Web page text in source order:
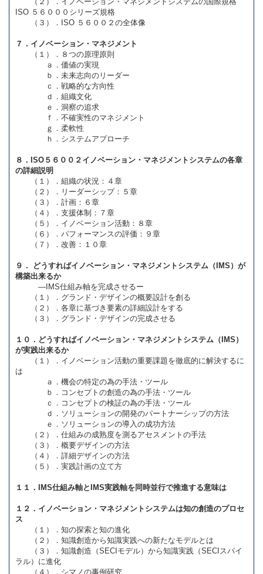
ISO ５６０００シリーズ規格
（３）．ISO ５６００２の全体像
７．イノベーション・マネジメント
（１）．８つの原理原則
ａ．価値の実現
ｂ．未来志向のリーダー
ｃ．戦略的な方向性
ｄ．組織文化
ｅ．洞察の追求
ｆ．不確実性のマネジメント
ｇ．柔軟性
ｈ．システムアプローチ
８．ISO５６００２イノベーション・マネジメントシステムの各章
の詳細説明
（１）．組織の状況：４章
（２）．リーダーシップ：５章
（３）．計画：６章
（４）．支援体制：７章
（５）．イノベーション活動：８章
（６）．パフォーマンスの評価：９章
（７）．改善：１０章
９． どうすればイノベーション・マネジメントシステム（IMS）が
構築出来るか
―IMS仕組み軸を完成させるー
（１）．グランド・デザインの概要設計を創る
（２）．各章に基づき要素の詳細設計をする
（３）．グランド・デザインの完成させる
１０．どうすればイノベーション・マネジメントシステム（IMS）
が実践出来るか
（１）．イノベーション活動の重要課題を徹底的に解決するに
は
ａ．機会の特定の為の手法・ツール
ｂ．コンセプトの創造の為の手法・ツール
ｃ．コンセプトの検証の為の手法・ツール
ｄ．ソリューションの開発のパートナーシップの方法
ｅ．ソリューションの導入の成功方法
（２）．仕組みの成熟度を測るアセスメントの手法
（３）．概要デザインの方法
（４）．詳細デザインの方法
（５）．実践計画の立て方
１１．IMS仕組み軸とIMS実践軸を同時並行で推進する意味は
１２．イノベーション・マネジメントシステムは知の創造のプロセ
ス
（１）．知の探索と知の進化
（２）．知識創造から知識実践への新たなモデルとは
（３）．知識創造（SECIモデル）から知識実践（SECIスパイ
ラル）に進化
（４）．シマノの事例研究